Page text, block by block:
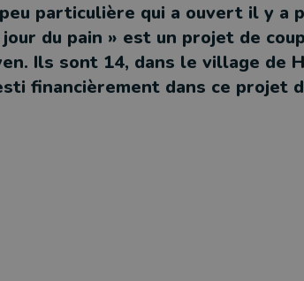
particulière qui a ouvert il y a
jour du pain » est un projet de
Ils sont 14, dans le village de
financièrement dans ce projet